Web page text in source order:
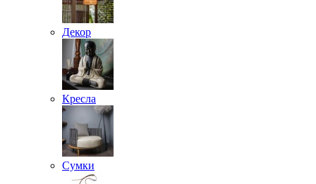
Декор
Кресла
Сумки